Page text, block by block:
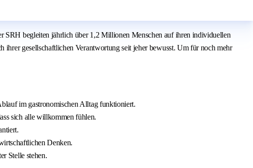
SRH begleiten jährlich über 1,2 Millionen Menschen auf ihren individuellen
gesellschaftlichen Verantwortung seit jeher bewusst. Um für noch mehr
im gastronomischen Alltag funktioniert.
sich alle willkommen fühlen.
Denken.
Stelle stehen.